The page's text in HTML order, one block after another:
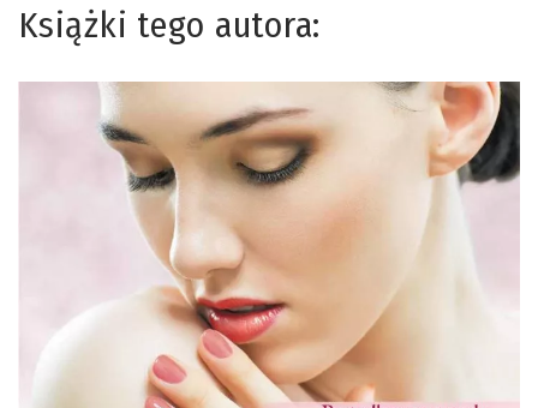
Książki tego autora: